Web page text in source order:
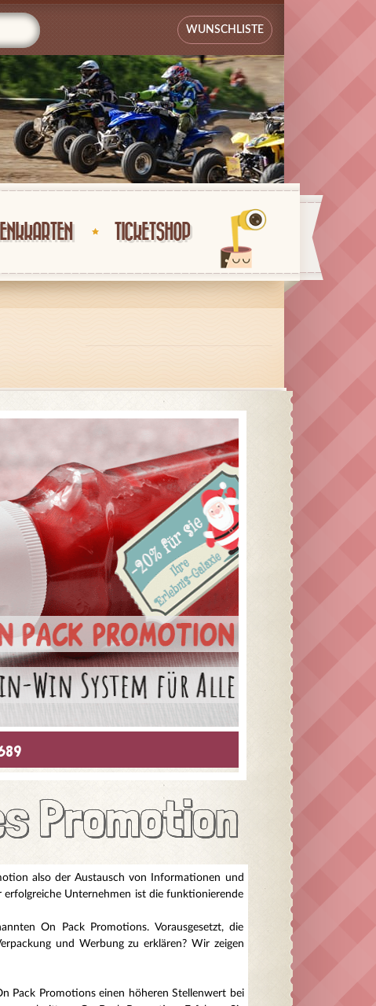
WUNSCHLISTE
TICKETSHOP
Promotion
also der Austausch von Informationen und
Unternehmen ist die funktionierende
On Pack Promotions. Vorausgesetzt, die
und Werbung zu erklären? Wir zeigen
Pack Promotions einen höheren Stellenwert bei